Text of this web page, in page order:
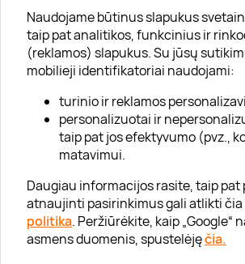
Naudojame būtinus slapukus
taip pat analitikos, funkcinius ir
(reklamos) slapukus. Su jūsų
mobilieji identifikatoriai naudojami:
turinio ir reklamos
personalizuotai ir
taip pat jos efektyvumo (pvz.,
matavimui.
Daugiau informacijos rasite, taip pat
atnaujinti pasirinkimus gali atlikti čia
politika. Peržiūrėkite, kaip „Google“
asmens duomenis, spustelėjęčia.
Apie „Gera Dovana“
Lojalumo klubas
Karjera
Visi partneriai
Kontaktai
Tinklaraštis
Informacija